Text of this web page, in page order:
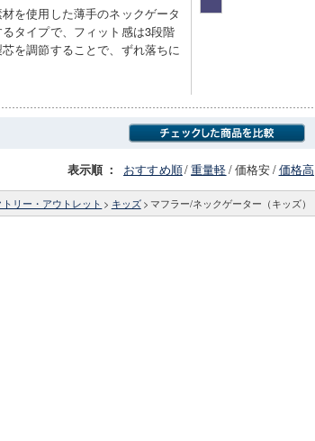
を使用した薄手のネックゲータ
タイプで、フィット感は3段階
を調節することで、ずれ落ちに
表示順 ： おすすめ順/重量軽/価格安/価格高
トリー・アウトレット > キッズ > マフラー/ネックゲーター（キッズ）